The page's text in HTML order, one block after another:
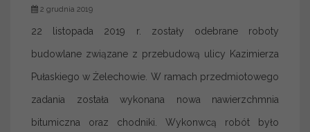
2 grudnia 2019
22 listopada 2019 r. zostały odebrane roboty
budowlane związane z przebudową ulicy Kazimierza
Pułaskiego w Żelechowie. W ramach przedmiotowego
zadania została wykonana nowa nawierzchmnia
bitumiczna oraz chodniki. Wykonwcą robót było